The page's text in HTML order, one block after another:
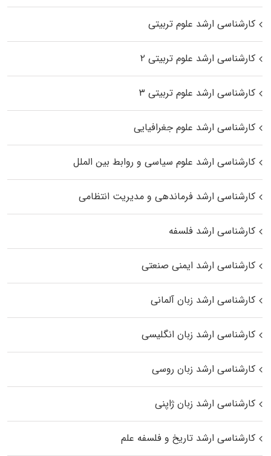
کارشناسی ارشد علوم تربیتی
کارشناسی ارشد علوم تربیتی ۲
کارشناسی ارشد علوم تربیتی ۳
کارشناسی ارشد علوم جغرافیایی
کارشناسی ارشد علوم سیاسی و روابط بین الملل
کارشناسی ارشد فرماندهی و مدیریت انتظامی
کارشناسی ارشد فلسفه
کارشناسی ارشد ایمنی صنعتی
کارشناسی ارشد زبان آلمانی
کارشناسی ارشد زبان انگلیسی
کارشناسی ارشد زبان روسی
کارشناسی ارشد زبان ژاپنی
کارشناسی ارشد تاریخ و فلسفه علم